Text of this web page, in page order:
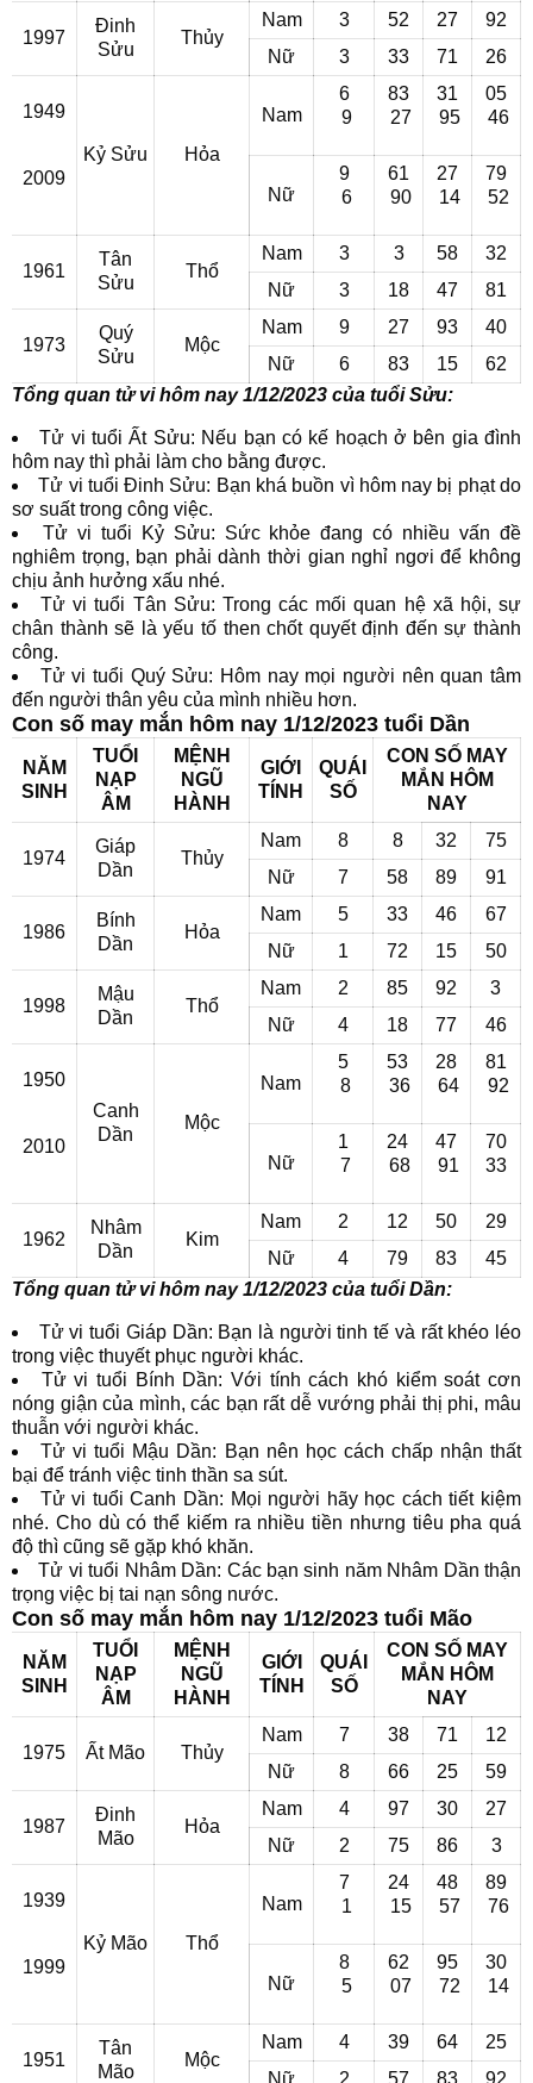
1997
Đinh
Sửu
Thủy
Nam 3 52 27
92
Nữ
3 33 71 26
1949
2009
Kỷ Sửu Hỏa
Nam
6
9
83
27
31
95
05
46
Nữ
9
6
61
90
27
14
79
52
1961
Tân
Sửu
Thổ
Nam 3 3 58
32
Nữ
3 18 47 81
1973
Quý
Sửu
Mộc
Nam 9 27 93
40
Nữ
6 83 15
62
Tổng quan tử vi hôm nay 1/12/2023 của tuổi Sửu:
Tử vi tuổi Ất Sửu: Nếu bạn có kế hoạch ở bên gia đình
hôm nay thì phải làm cho bằng được.
Tử vi tuổi Đinh Sửu: Bạn khá buồn vì hôm nay bị phạt do
sơ suất trong công việc.
Tử vi tuổi Kỷ Sửu: Sức khỏe đang có nhiều vấn đề
nghiêm trọng, bạn phải dành thời gian nghỉ ngơi để không
chịu ảnh hưởng xấu nhé.
Tử vi tuổi Tân Sửu: Trong các mối quan hệ xã hội, sự
chân thành sẽ là yếu tố then chốt quyết định đến sự thành
công.
Tử vi tuổi Quý Sửu: Hôm nay mọi người nên quan tâm
đến người thân yêu của mình nhiều hơn.
Con số may mắn hôm nay 1/12/2023 tuổi Dần
NĂM
SINH
TUỔI
NẠP
ÂM
MỆNH
NGŨ
HÀNH
GIỚI
TÍNH
QUÁI
SỐ
CON SỐ MAY
MẮN HÔM
NAY
1974
Giáp
Dần
Thủy
Nam 8 8 32
75
Nữ
7 58 89 91
1986
Bính
Dần
Hỏa
Nam 5 33 46
67
Nữ
1 72 15 50
1998
Mậu
Dần
Thổ
Nam 2 85 92
3
Nữ
4 18 77 46
1950
2010
Canh
Dần
Mộc
Nam
5
8
53
36
28
64
81
92
Nữ
1
7
24
68
47
91
70
33
1962
Nhâm
Dần
Kim
Nam 2 12 50
29
Nữ
4 79 83
45
Tổng quan tử vi hôm nay 1/12/2023 của tuổi Dần:
Tử vi tuổi Giáp Dần: Bạn là người tinh tế và rất khéo léo
trong việc thuyết phục người khác.
Tử vi tuổi Bính Dần: Với tính cách khó kiểm soát cơn
nóng giận của mình, các bạn rất dễ vướng phải thị phi, mâu
thuẫn với người khác.
Tử vi tuổi Mậu Dần: Bạn nên học cách chấp nhận thất
bại để tránh việc tinh thần sa sút.
Tử vi tuổi Canh Dần: Mọi người hãy học cách tiết kiệm
nhé. Cho dù có thể kiếm ra nhiều tiền nhưng tiêu pha quá
độ thì cũng sẽ gặp khó khăn.
Tử vi tuổi Nhâm Dần: Các bạn sinh năm Nhâm Dần thận
trọng việc bị tai nạn sông nước.
Con số may mắn hôm nay 1/12/2023 tuổi Mão
NĂM
SINH
TUỔI
NẠP
ÂM
MỆNH
NGŨ
HÀNH
GIỚI
TÍNH
QUÁI
SỐ
CON SỐ MAY
MẮN HÔM
NAY
1975 Ất Mão Thủy
Nam 7 38 71
12
Nữ
8 66 25 59
1987
Đinh
Mão
Hỏa
Nam 4 97 30
27
Nữ
2 75 86 3
1939
1999
Kỷ Mão Thổ
Nam
7
1
24
15
48
57
89
76
Nữ
8
5
62
07
95
72
30
14
1951
Tân
Mão
Mộc
Nam 4 39 64
25